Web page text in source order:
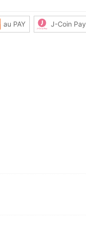
au PAY J-Coin Pay